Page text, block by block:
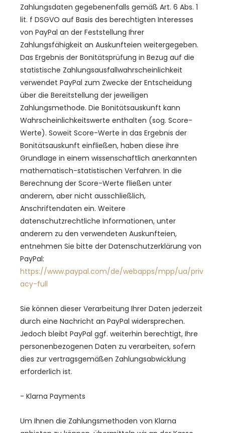
Zahlungsdaten gegebenenfalls gemäß Art. 6 Abs. 1
lit. f DSGVO auf Basis des berechtigten Interesses
von PayPal an der Feststellung Ihrer
Zahlungsfähigkeit an Auskunfteien weitergegeben.
Das Ergebnis der Bonitätsprüfung in Bezug auf die
statistische Zahlungsausfallwahrscheinlichkeit
verwendet PayPal zum Zwecke der Entscheidung
über die Bereitstellung der jeweiligen
Zahlungsmethode. Die Bonitätsauskunft kann
Wahrscheinlichkeitswerte enthalten (sog. Score-
Werte). Soweit Score-Werte in das Ergebnis der
Bonitätsauskunft einfließen, haben diese ihre
Grundlage in einem wissenschaftlich anerkannten
mathematisch-statistischen Verfahren. In die
Berechnung der Score-Werte fließen unter
anderem, aber nicht ausschließlich,
Anschriftendaten ein. Weitere
datenschutzrechtliche Informationen, unter
anderem zu den verwendeten Auskunfteien,
entnehmen Sie bitte der Datenschutzerklärung von
PayPal:
https://www.paypal.com/de/webapps/mpp/ua/priv
acy-full
Sie können dieser Verarbeitung Ihrer Daten jederzeit
durch eine Nachricht an PayPal widersprechen.
Jedoch bleibt PayPal ggf. weiterhin berechtigt, Ihre
personenbezogenen Daten zu verarbeiten, sofern
dies zur vertragsgemäßen Zahlungsabwicklung
erforderlich ist.
- Klarna Payments
Um Ihnen die Zahlungsmethoden von Klarna